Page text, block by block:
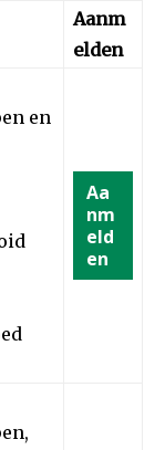
Aanm
elden
en
Aa
nm
eld
en